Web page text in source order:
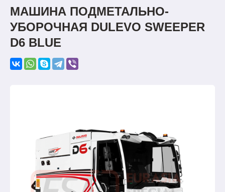
МАШИНА ПОДМЕТАЛЬНО-
УБОРОЧНАЯ DULEVO SWEEPER
D6 BLUE